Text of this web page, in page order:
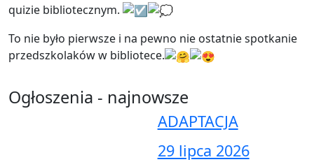
quizie bibliotecznym.
To nie było pierwsze i na pewno nie ostatnie spotkanie
przedszkolaków w bibliotece.
Ogłoszenia - najnowsze
ADAPTACJA
29 lipca 2026